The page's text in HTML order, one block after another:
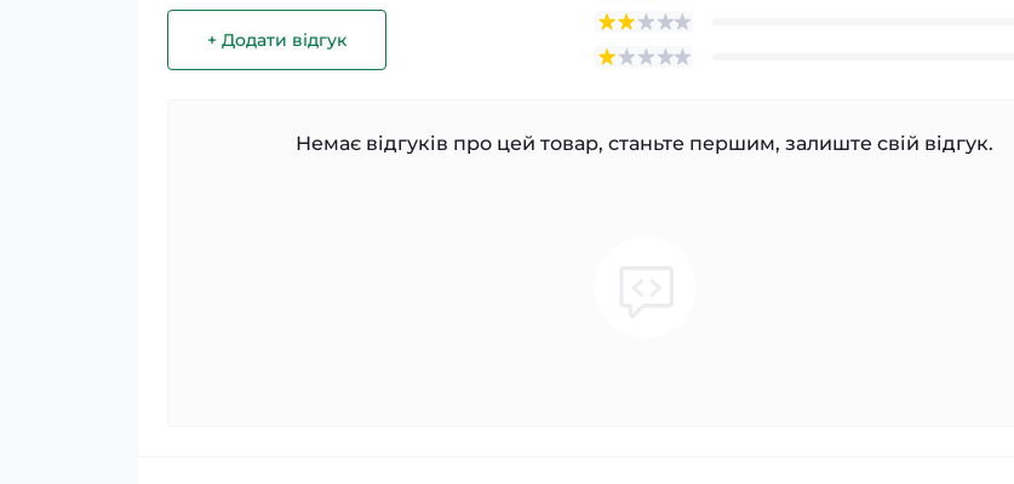
+ Додати відгук
Немає відгуків про цей товар, станьте першим, залиште свій відгук.